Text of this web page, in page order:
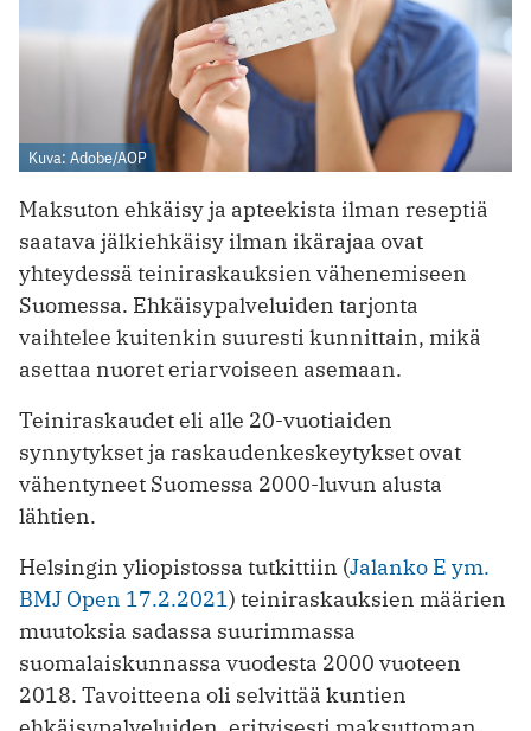
Kuva: Adobe/AOP
Maksuton ehkäisy ja apteekista ilman reseptiä
saatava jälkiehkäisy ilman ikärajaa ovat
yhteydessä teiniraskauksien vähenemiseen
Suomessa. Ehkäisypalveluiden tarjonta
vaihtelee kuitenkin suuresti kunnittain, mikä
asettaa nuoret eriarvoiseen asemaan.
Teiniraskaudet eli alle 20-vuotiaiden
synnytykset ja raskaudenkeskeytykset ovat
vähentyneet Suomessa 2000-luvun alusta
lähtien.
Helsingin yliopistossa tutkittiin (Jalanko E ym.
BMJ Open 17.2.2021) teiniraskauksien määrien
muutoksia sadassa suurimmassa
suomalaiskunnassa vuodesta 2000 vuoteen
2018. Tavoitteena oli selvittää kuntien